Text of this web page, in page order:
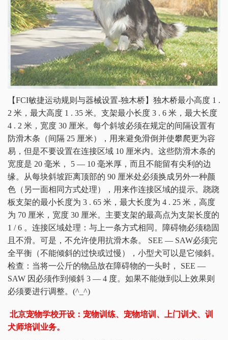
【FCI敏捷运动规则与器械设置-独木桥】独木桥最小高度 1 .
2 米，最大高度 1 . 35 米。支架最小长度 3 . 6 米，最大长度
4 . 2 米，宽度 30 厘米。每个斜坡必须在规定的间隔设置有
防滑木条（间隔 25 厘米），用来避免滑倒并使攀爬更为容
易，但是不要设置在连接区域 10 厘米内。这些防滑木条的
宽度是 20 毫米， 5 — 10 毫米厚，而且不能留有尖利的边
缘。从每块斜坡距离顶部的 90 厘米处必须换成另外一种颜
色（另一面相同方式处理），用来作连接区域的提示。跷跷
板支架的最小长度为 3 . 65 米，最大长度为 4 . 25 米，高度
为 70 厘米，宽度 30 厘米。主要支架的最高点为支架长度的
1 / 6 。连接区域处理：与上一条方式相同。障碍物必须稳固
且不滑。可是，不允许使用抗滑木条。 SEE — SAW必须完
全平衡（不能倾斜的过快或过慢），小型犬可以是它倾斜。
检查：当将一公斤的物品放在障碍物的一头时， SEE —
SAW 因必须作到倾斜 3 — 4 度。如果不能做到以上效果则
必须要进行调整。(^_^)
北京宠物学校开设：宠物训练、宠物培训、上门训犬、训
犬师培训业务。